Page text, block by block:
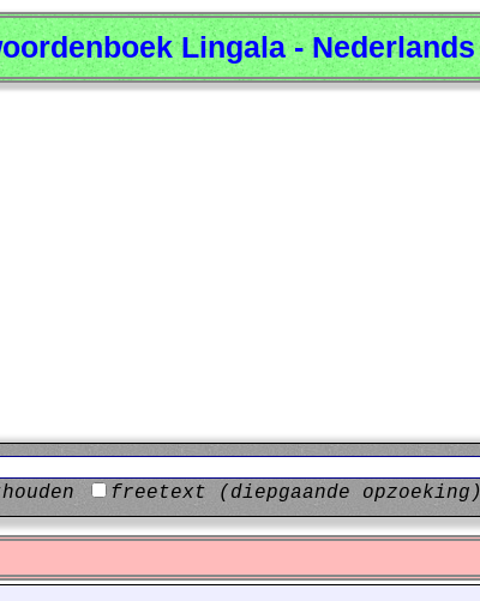
Lingala - Nederlands
freetext (diepgaande opzoeking)